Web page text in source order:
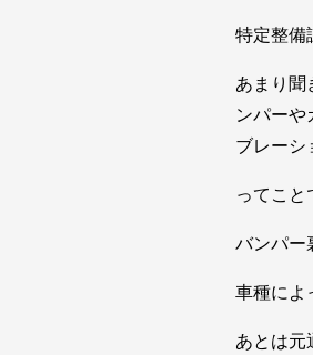
特定整備
あまり
ンパー
ブレーシ
ってこと
バンパー
車種によ
あとは元